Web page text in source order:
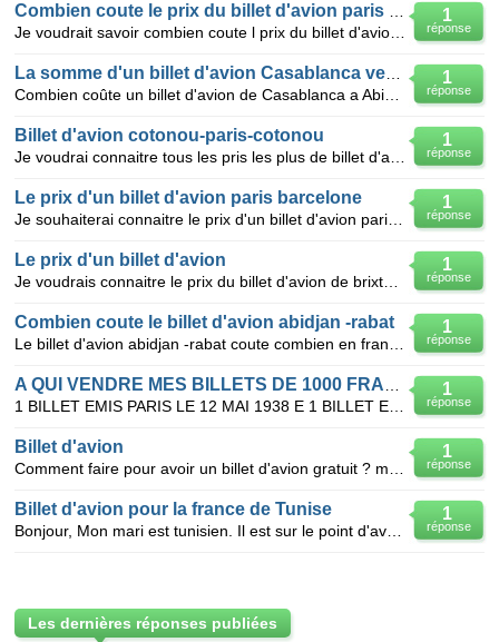
1
réponse
1
réponse
1
réponse
Billet d'avion cotonou-paris-cotonou
1
réponse
Le prix d'un billet d'avion paris barcelone
1
réponse
Le prix d'un billet d'avion
1
réponse
Combien coute le billet d'avion abidjan -rabat
1
réponse
1
réponse
Billet d'avion
1
réponse
Billet d'avion pour la france de Tunise
Les dernières réponses publiées